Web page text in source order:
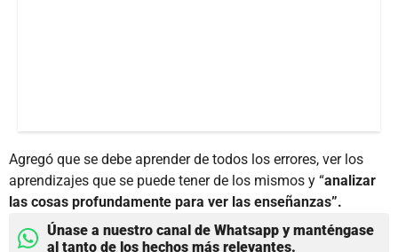
Agregó que se debe aprender de todos los errores, ver los
aprendizajes que se puede tener de los mismos y “analizar
las cosas profundamente para ver las enseñanzas”.
Únase a nuestro canal de Whatsapp y manténgase
al tanto de los hechos más relevantes.